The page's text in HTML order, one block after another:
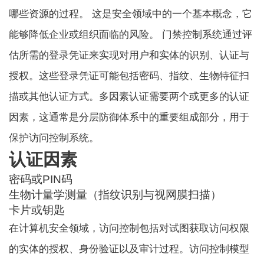
哪些资源的过程。 这是安全领域中的一个基本概念，它
能够降低企业或组织面临的风险。 门禁控制系统通过评
估所需的登录凭证来实现对用户和实体的识别、认证与
授权。这些登录凭证可能包括密码、指纹、生物特征扫
描或其他认证方式。 多因素认证需要两个或更多的认证
因素，这通常是分层防御体系中的重要组成部分，用于
保护访问控制系统。
认证因素
密码或PIN码
生物计量学测量 （指纹识别与视网膜扫描）
卡片或钥匙
在计算机安全领域，访问控制包括对试图获取访问权限
的实体的授权、身份验证以及审计过程。访问控制模型